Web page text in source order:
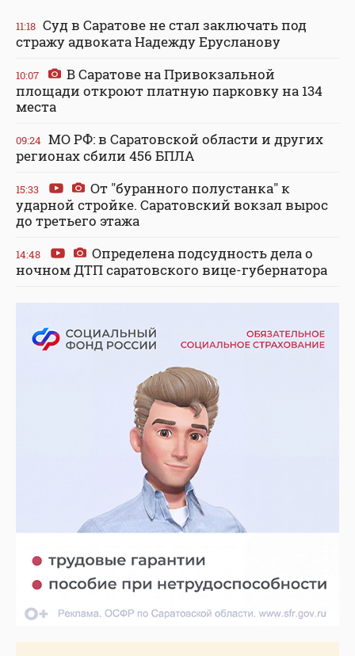
11:18 Суд в Саратове не стал заключать под
стражу адвоката Надежду Ерусланову
10:07
В Саратове на Привокзальной
площади откроют платную парковку на 134
места
09:24 МО РФ: в Саратовской области и других
регионах сбили 456 БПЛА
15:33
От "буранного полустанка" к
ударной стройке. Саратовский вокзал вырос
до третьего этажа
14:48
Определена подсудность дела о
ночном ДТП саратовского вице-губернатора